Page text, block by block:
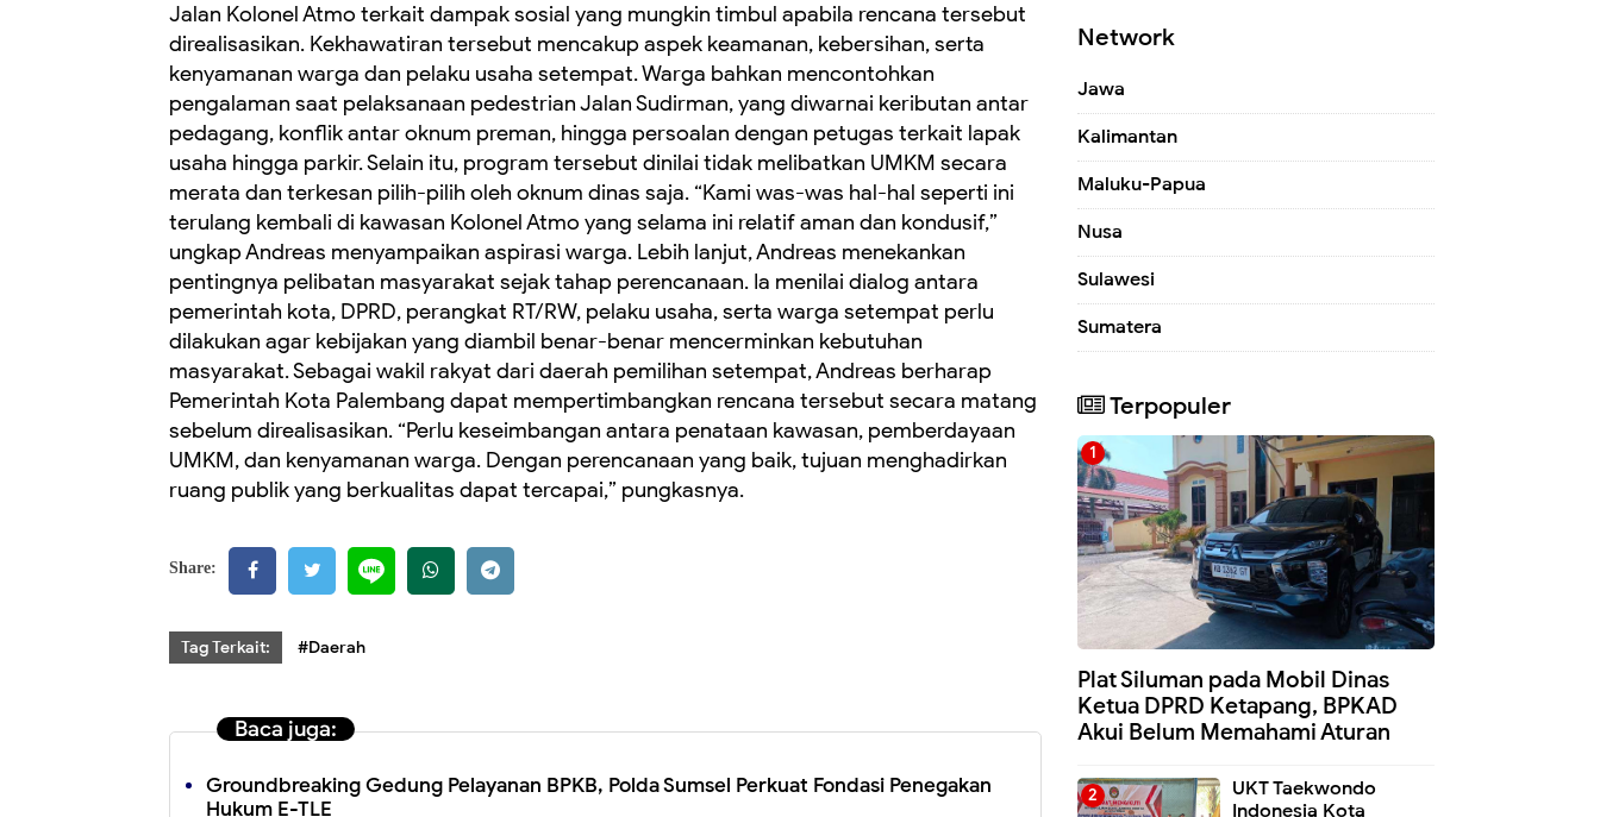
Jalan Kolonel Atmo terkait dampak sosial yang mungkin timbul apabila rencana tersebut
direalisasikan. Kekhawatiran tersebut mencakup aspek keamanan, kebersihan, serta
kenyamanan warga dan pelaku usaha setempat. Warga bahkan mencontohkan
pengalaman saat pelaksanaan pedestrian Jalan Sudirman, yang diwarnai keributan antar
pedagang, konflik antar oknum preman, hingga persoalan dengan petugas terkait lapak
usaha hingga parkir. Selain itu, program tersebut dinilai tidak melibatkan UMKM secara
merata dan terkesan pilih-pilih oleh oknum dinas saja. “Kami was-was hal-hal seperti ini
terulang kembali di kawasan Kolonel Atmo yang selama ini relatif aman dan kondusif,”
ungkap Andreas menyampaikan aspirasi warga. Lebih lanjut, Andreas menekankan
pentingnya pelibatan masyarakat sejak tahap perencanaan. Ia menilai dialog antara
pemerintah kota, DPRD, perangkat RT/RW, pelaku usaha, serta warga setempat perlu
dilakukan agar kebijakan yang diambil benar-benar mencerminkan kebutuhan
masyarakat. Sebagai wakil rakyat dari daerah pemilihan setempat, Andreas berharap
Pemerintah Kota Palembang dapat mempertimbangkan rencana tersebut secara matang
sebelum direalisasikan. “Perlu keseimbangan antara penataan kawasan, pemberdayaan
UMKM, dan kenyamanan warga. Dengan perencanaan yang baik, tujuan menghadirkan
ruang publik yang berkualitas dapat tercapai,” pungkasnya.
Share:
Tag Terkait: #Daerah
Baca juga:
Groundbreaking Gedung Pelayanan BPKB, Polda Sumsel Perkuat Fondasi Penegakan
Hukum E-TLE
Network
Jawa
Kalimantan
Maluku-Papua
Nusa
Sulawesi
Sumatera
Terpopuler
Plat Siluman pada Mobil Dinas
Ketua DPRD Ketapang, BPKAD
Akui Belum Memahami Aturan
UKT Taekwondo
Indonesia Kota